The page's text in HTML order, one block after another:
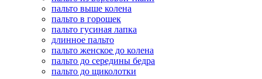
пальто выше колена
пальто в горошек
пальто гусиная лапка
длинное пальто
пальто женское до колена
пальто до середины бедра
пальто до щиколотки